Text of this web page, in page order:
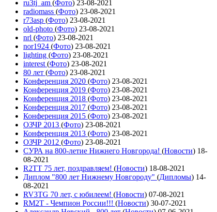
ru3tj_am (Фото) 23-08-2021
radiomass (Фото) 23-08-2021
r73asp (Фото) 23-08-2021
old-photo (Фото) 23-08-2021
nrl (Фото) 23-08-2021
nor1924 (Фото) 23-08-2021
lighting (Фото) 23-08-2021
interest (Фото) 23-08-2021
80 лет (Фото) 23-08-2021
Конференция 2020 (Фото) 23-08-2021
Конференция 2019 (Фото) 23-08-2021
Конференция 2018 (Фото) 23-08-2021
Конференция 2017 (Фото) 23-08-2021
Конференция 2015 (Фото) 23-08-2021
ОЗЧР 2013 (Фото) 23-08-2021
Конференция 2013 (Фото) 23-08-2021
ОЗЧР 2012 (Фото) 23-08-2021
СУРА на 800-летие Нижнего Новгорода! (Новости) 18-
08-2021
R2TT 75 лет, поздравляем! (Новости) 18-08-2021
Диплом "800 лет Нижнему Новгороду" (Дипломы) 14-
08-2021
RV3TG 70 лет, с юбилеем! (Новости) 07-08-2021
RM2T - Чемпион России!!! (Новости) 30-07-2021